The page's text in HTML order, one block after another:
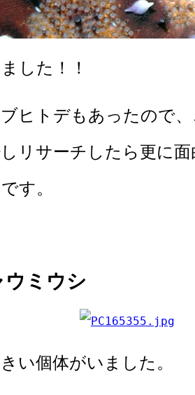
した！！
ヒトデもあったので
リサーチしたら更に
す。
ミウシ
い個体がいました。